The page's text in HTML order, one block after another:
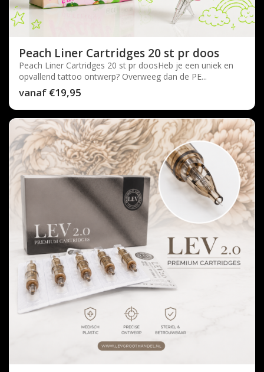
Peach Liner Cartridges 20 st pr doos
Peach Liner Cartridges 20 st pr doosHeb je een uniek en
opvallend tattoo ontwerp? Overweeg dan de PE...
vanaf €19,95